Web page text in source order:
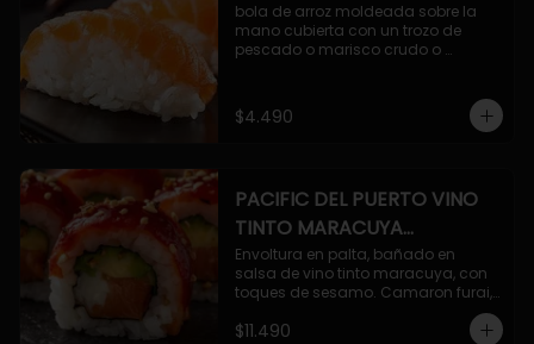
bola de arroz moldeada sobre la
mano cubierta con un trozo de
pescado o marisco crudo o
$4.490
PACIFIC DEL PUERTO VINO
TINTO MARACUYA
ORIENTAL.
Envoltura en palta, bañado en
salsa de vino tinto maracuya, con
toques de sesamo. Camaron furai,
$11.490